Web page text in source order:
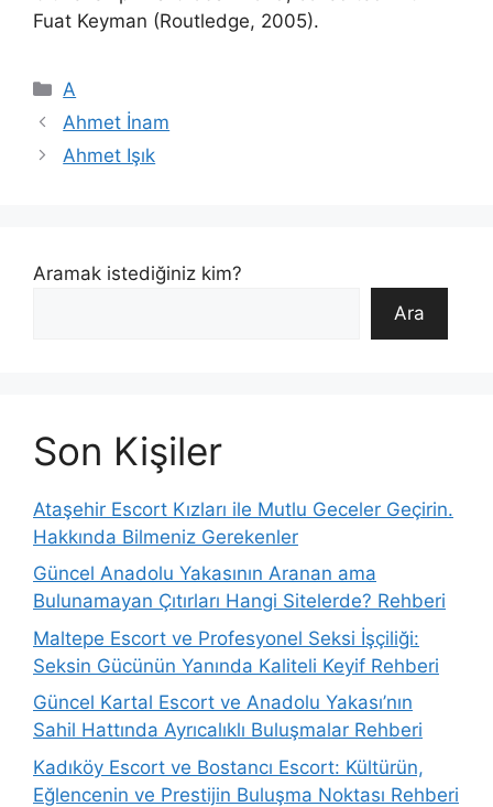
Fuat Keyman (Routledge, 2005).
Kategoriler
A
Ahmet İnam
Ahmet Işık
Aramak istediğiniz kim?
Ara
Son Kişiler
Ataşehir Escort Kızları ile Mutlu Geceler Geçirin.
Hakkında Bilmeniz Gerekenler
Güncel Anadolu Yakasının Aranan ama
Bulunamayan Çıtırları Hangi Sitelerde? Rehberi
Maltepe Escort ve Profesyonel Seksi İşçiliği:
Seksin Gücünün Yanında Kaliteli Keyif Rehberi
Güncel Kartal Escort ve Anadolu Yakası’nın
Sahil Hattında Ayrıcalıklı Buluşmalar Rehberi
Kadıköy Escort ve Bostancı Escort: Kültürün,
Eğlencenin ve Prestijin Buluşma Noktası Rehberi